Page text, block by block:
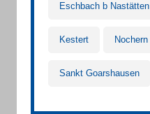
Eschbach b Nastätten
Kestert Nochern
Sankt Goarshausen